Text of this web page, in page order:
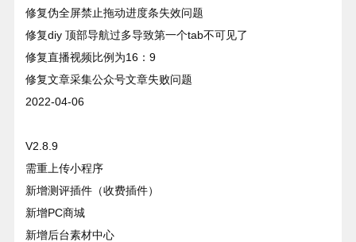
修复伪全屏禁止拖动进度条失效问题
修复diy 顶部导航过多导致第一个tab不可见了
修复直播视频比例为16：9
修复文章采集公众号文章失败问题
2022-04-06
V2.8.9
需重上传小程序
新增测评插件（收费插件）
新增PC商城
新增后台素材中心